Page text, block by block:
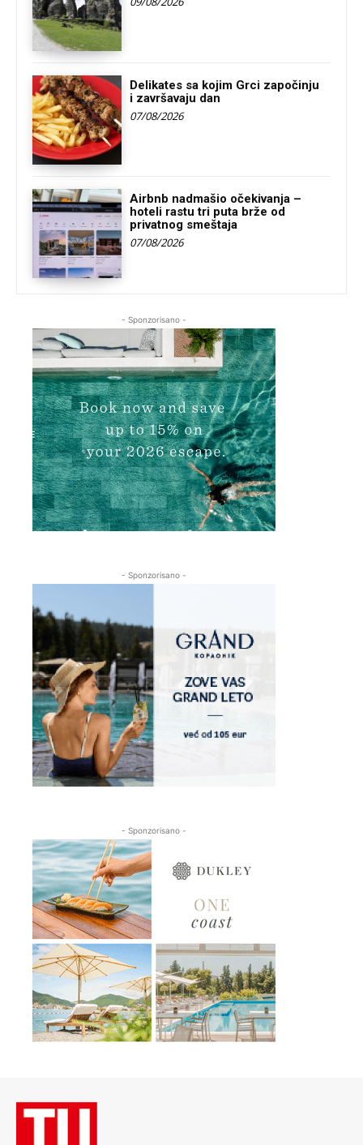
Delikates sa kojim Grci započinju
i završavaju dan
07/08/2026
Airbnb nadmašio očekivanja –
hoteli rastu tri puta brže od
privatnog smeštaja
07/08/2026
- Sponzorisano -
- Sponzorisano -
- Sponzorisano -